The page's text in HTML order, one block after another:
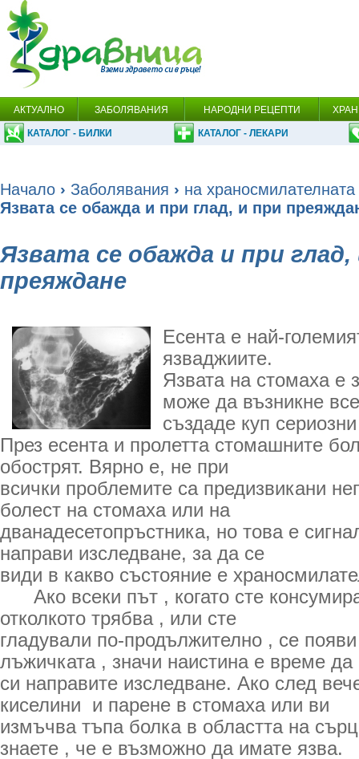
АКТУАЛНО ЗАБОЛЯВАНИЯ НАРОДНИ РЕЦЕПТИ
КАТАЛОГ - БИЛКИ КАТАЛОГ - ЛЕКАРИ
Начало › Заболявания › на
Язвата се обажда и при глад, и при
Язвата се обажда и при глад,
преяждане
Есента е най-
язваджиите.
Язвата на стомаха е
може да възникне
създаде куп
През есента и пролетта стомашните
обострят. Вярно е, не при
всички проблемите са предизвикани
болест на стомаха или на
дванадесетопръстника, но това е
направи изследване, за да се
види в какво състояние е
Ако всеки път , когато сте
отколкото трябва , или сте
гладували по-продължително , се
лъжичката , значи наистина е време да
си направите изследване. Ако след
киселини и парене в стомаха или ви
измъчва тъпа болка в областта на
знаете , че е възможно да имате язва.